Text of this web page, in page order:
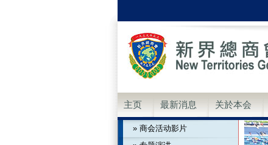
主页 最新消息 关於本会
» 商会活动影片